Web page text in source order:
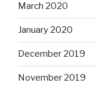
March 2020
January 2020
December 2019
November 2019